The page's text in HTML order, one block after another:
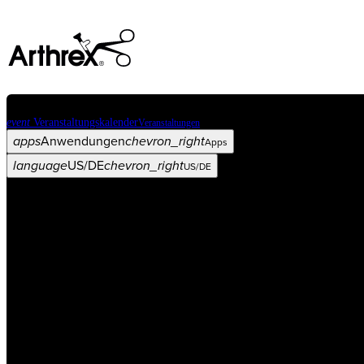
event VeranstaltungskalenderVeranstaltungen
appsAnwendungenchevron_rightApps
languageUS/DEchevron_rightUS/DE